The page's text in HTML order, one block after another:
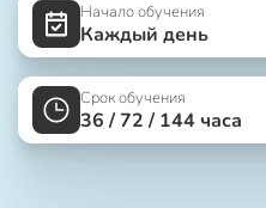
Начало обучения
Каждый день
Срок обучения
36 / 72 / 144 часа